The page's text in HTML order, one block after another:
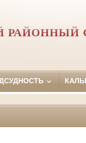
РАЙОННЫЙ